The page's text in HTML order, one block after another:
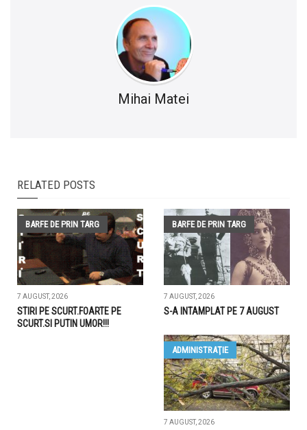
Mihai Matei
RELATED POSTS
BARFE DE PRIN TARG
7 AUGUST, 2026
STIRI PE SCURT.FOARTE PE
SCURT.SI PUTIN UMOR!!!
BARFE DE PRIN TARG
7 AUGUST, 2026
S-A INTAMPLAT PE 7 AUGUST
ADMINISTRAŢIE
7 AUGUST, 2026